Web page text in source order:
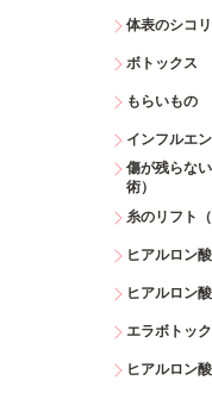
体表のシコリ
ボトックス
もらいもの
インフルエ
傷が残らな
術）
糸のリフト
ヒアルロン
ヒアルロン
エラボトッ
ヒアルロン